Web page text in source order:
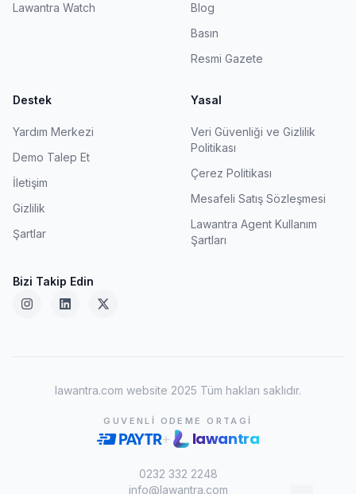
Lawantra Watch
Blog
Basın
Resmi Gazete
Destek
Yardım Merkezi
Demo Talep Et
İletişim
Gizlilik
Şartlar
Yasal
Veri Güvenliği ve Gizlilik
Politikası
Çerez Politikası
Mesafeli Satış Sözleşmesi
Lawantra Agent Kullanım
Şartları
Bizi Takip Edin
lawantra.com website 2025 Tüm hakları saklıdır.
GUVENLI ODEME ORTAGI
+ lawantra
0232 332 2248
info@lawantra.com